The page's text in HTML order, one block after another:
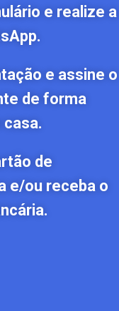
e realize a
e assine o
de forma
de
e/ou receba o